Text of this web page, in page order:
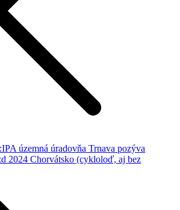
IPA územná úradovňa Trnava pozýva
2024 Chorvátsko (cykloloď, aj bez